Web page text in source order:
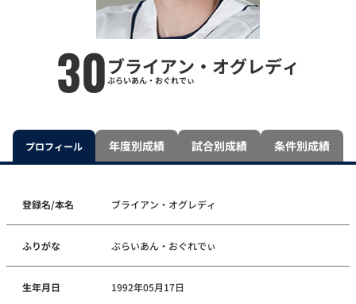
30ブライアン・オグレディ
ぶらいあん・おぐれでぃ
プロフィール 年度別成績 試合別成績 条件別成績
登録名/本名 ブライアン・オグレディ
ふりがな ぶらいあん・おぐれでぃ
生年月日 1992年05月17日